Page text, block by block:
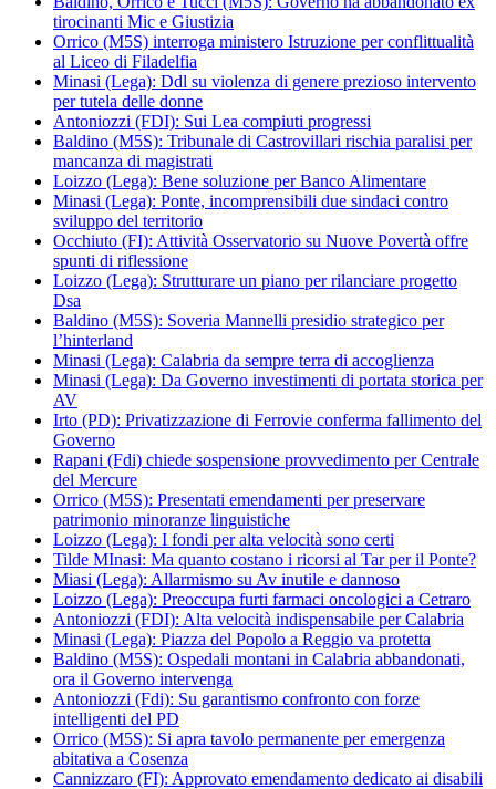
tirocinanti Mic e Giustizia
Orrico (M5S) interroga ministero Istruzione per conflittualità
al Liceo di Filadelfia
Minasi (Lega): Ddl su violenza di genere prezioso intervento
per tutela delle donne
Antoniozzi (FDI): Sui Lea compiuti progressi
Baldino (M5S): Tribunale di Castrovillari rischia paralisi per
mancanza di magistrati
Loizzo (Lega): Bene soluzione per Banco Alimentare
Minasi (Lega): Ponte, incomprensibili due sindaci contro
sviluppo del territorio
Occhiuto (FI): Attività Osservatorio su Nuove Povertà offre
spunti di riflessione
Loizzo (Lega): Strutturare un piano per rilanciare progetto
Dsa
Baldino (M5S): Soveria Mannelli presidio strategico per
l’hinterland
Minasi (Lega): Calabria da sempre terra di accoglienza
Minasi (Lega): Da Governo investimenti di portata storica per
AV
Irto (PD): Privatizzazione di Ferrovie conferma fallimento del
Governo
Rapani (Fdi) chiede sospensione provvedimento per Centrale
del Mercure
Orrico (M5S): Presentati emendamenti per preservare
patrimonio minoranze linguistiche
Loizzo (Lega): I fondi per alta velocità sono certi
Tilde MInasi: Ma quanto costano i ricorsi al Tar per il Ponte?
Miasi (Lega): Allarmismo su Av inutile e dannoso
Loizzo (Lega): Preoccupa furti farmaci oncologici a Cetraro
Antoniozzi (FDI): Alta velocità indispensabile per Calabria
Minasi (Lega): Piazza del Popolo a Reggio va protetta
Baldino (M5S): Ospedali montani in Calabria abbandonati,
ora il Governo intervenga
Antoniozzi (Fdi): Su garantismo confronto con forze
intelligenti del PD
Orrico (M5S): Si apra tavolo permanente per emergenza
abitativa a Cosenza
Cannizzaro (FI): Approvato emendamento dedicato ai disabili